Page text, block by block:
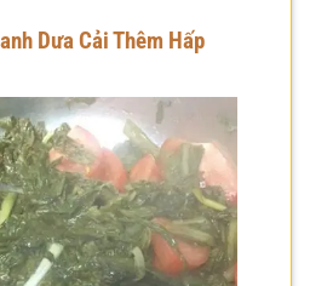
Dưa Cải Thêm Hấp